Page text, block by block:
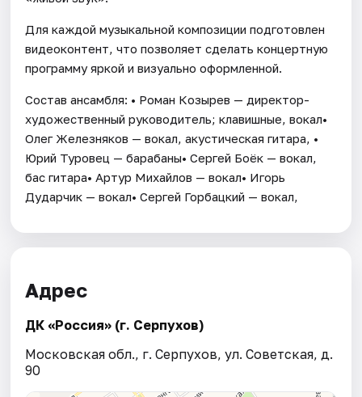
Для каждой музыкальной композиции подготовлен
видеоконтент, что позволяет сделать концертную
программу яркой и визуально оформленной.
Состав ансамбля: • Роман Козырев — директор-
художественный руководитель; клавишные, вокал•
Олег Железняков — вокал, акустическая гитара, •
Юрий Туровец — барабаны• Сергей Боёк — вокал,
бас гитара• Артур Михайлов — вокал• Игорь
Дударчик — вокал• Сергей Горбацкий — вокал,
Адрес
ДК «Россия» (г. Серпухов)
Московская обл., г. Серпухов, ул. Советская, д.
90